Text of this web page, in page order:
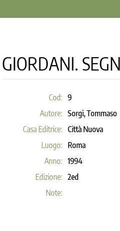
GIORDANI.
Cod:
Autore:
Casa Editrice:
Luogo:
Anno:
Edizione:
Note:
9
Sorgi, Tommaso
Città Nuova
Roma
1994
2ed